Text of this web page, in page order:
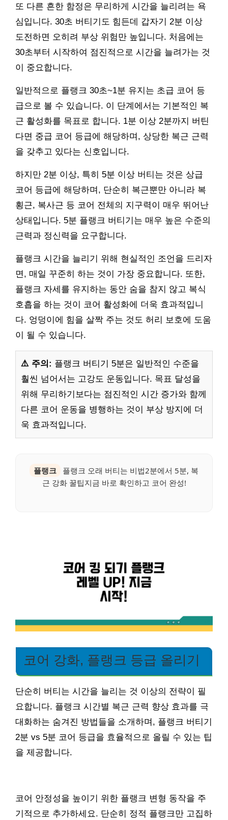
또 다른 흔한 함정은 무리하게 시간을 늘리려는 욕
심입니다. 30초 버티기도 힘든데 갑자기 2분 이상
도전하면 오히려 부상 위험만 높입니다. 처음에는
30초부터 시작하여 점진적으로 시간을 늘려가는 것
이 중요합니다.
일반적으로 플랭크 30초~1분 유지는 초급 코어 등
급으로 볼 수 있습니다. 이 단계에서는 기본적인 복
근 활성화를 목표로 합니다. 1분 이상 2분까지 버틴
다면 중급 코어 등급에 해당하며, 상당한 복근 근력
을 갖추고 있다는 신호입니다.
하지만 2분 이상, 특히 5분 이상 버티는 것은 상급
코어 등급에 해당하며, 단순히 복근뿐만 아니라 복
횡근, 복사근 등 코어 전체의 지구력이 매우 뛰어난
상태입니다. 5분 플랭크 버티기는 매우 높은 수준의
근력과 정신력을 요구합니다.
플랭크 시간을 늘리기 위해 현실적인 조언을 드리자
면, 매일 꾸준히 하는 것이 가장 중요합니다. 또한,
플랭크 자세를 유지하는 동안 숨을 참지 않고 복식
호흡을 하는 것이 코어 활성화에 더욱 효과적입니
다. 엉덩이에 힘을 살짝 주는 것도 허리 보호에 도움
이 될 수 있습니다.
⚠️ 주의: 플랭크 버티기 5분은 일반적인 수준을
훨씬 넘어서는 고강도 운동입니다. 목표 달성을
위해 무리하기보다는 점진적인 시간 증가와 함께
다른 코어 운동을 병행하는 것이 부상 방지에 더
욱 효과적입니다.
플랭크
플랭크 오래 버티는 비법2분에서 5분, 복
근 강화 꿀팁지금 바로 확인하고 코어 완성!
코어 강화, 플랭크 등급 올리기
단순히 버티는 시간을 늘리는 것 이상의 전략이 필
요합니다. 플랭크 시간별 복근 근력 향상 효과를 극
대화하는 숨겨진 방법들을 소개하며, 플랭크 버티기
2분 vs 5분 코어 등급을 효율적으로 올릴 수 있는 팁
을 제공합니다.
코어 안정성을 높이기 위한 플랭크 변형 동작을 주
기적으로 추가하세요. 단순히 정적 플랭크만 고집하